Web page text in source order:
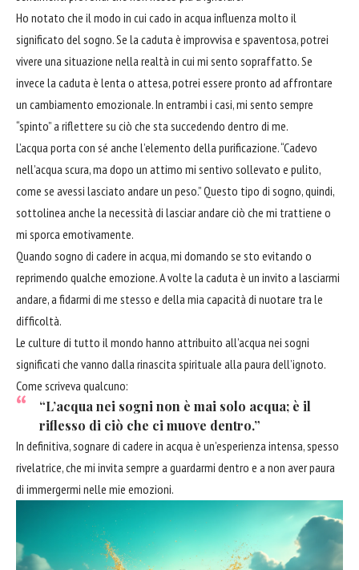
Ho notato che il modo in cui cado in acqua influenza molto il
significato del sogno. Se la caduta è improvvisa e spaventosa, potrei
vivere una situazione nella realtà in cui mi sento sopraffatto. Se
invece la caduta è lenta o attesa, potrei essere pronto ad affrontare
un cambiamento emozionale. In entrambi i casi, mi sento sempre
“spinto” a riflettere su ciò che sta succedendo dentro di me.
L’acqua porta con sé anche l’elemento della purificazione. “Cadevo
nell’acqua scura, ma dopo un attimo mi sentivo sollevato e pulito,
come se avessi lasciato andare un peso.” Questo tipo di sogno, quindi,
sottolinea anche la necessità di lasciar andare ciò che mi trattiene o
mi sporca emotivamente.
Quando sogno di cadere in acqua, mi domando se sto evitando o
reprimendo qualche emozione. A volte la caduta è un invito a lasciarmi
andare, a fidarmi di me stesso e della mia capacità di nuotare tra le
difficoltà.
Le culture di tutto il mondo hanno attribuito all’acqua nei sogni
significati che vanno dalla rinascita spirituale alla paura dell’ignoto.
Come scriveva qualcuno:
“L’acqua nei sogni non è mai solo acqua; è il
riflesso di ciò che ci muove dentro.”
In definitiva, sognare di cadere in acqua è un’esperienza intensa, spesso
rivelatrice, che mi invita sempre a guardarmi dentro e a non aver paura
di immergermi nelle mie emozioni.